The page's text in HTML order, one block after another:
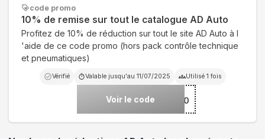
code promo
10% de remise sur tout le catalogue AD Auto
Profitez de 10% de réduction sur tout le site AD Auto à l
'aide de ce code promo (hors pack contrôle technique
et pneumatiques)
Vérifié Valable jusqu'au 11/07/2025 Utilisé 1 fois
Voir le code***LYS10